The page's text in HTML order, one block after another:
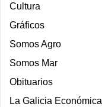
Cultura
Gráficos
Somos Agro
Somos Mar
Obituarios
La Galicia Económica